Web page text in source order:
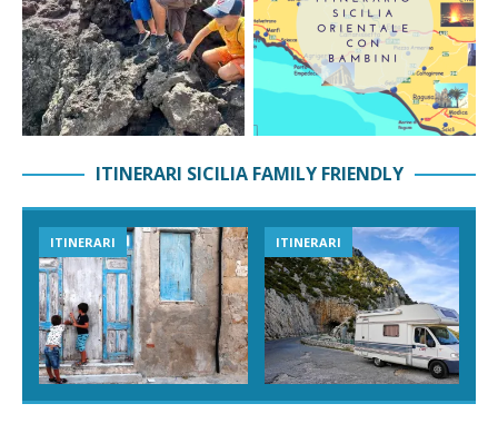
ITINERARI SICILIA FAMILY FRIENDLY
ITINERARI ITINERARI